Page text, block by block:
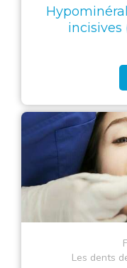
incisives
Les dents